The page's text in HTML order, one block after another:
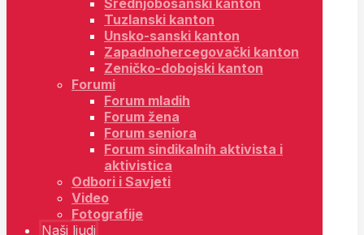
Srednjobosanski kanton
Tuzlanski kanton
Unsko-sanski kanton
Zapadnohercegovački kanton
Zeničko-dobojski kanton
Forumi
Forum mladih
Forum žena
Forum seniora
Forum sindikalnih aktivista i
aktivistica
Odbori i Savjeti
Video
Fotografije
Naši ljudi